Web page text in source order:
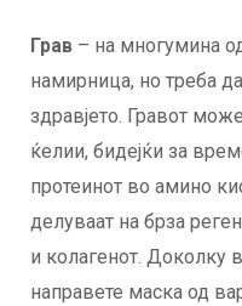
Грав – на многумина
намирница, но треба
здравјето. Гравот
ќелии, бидејќи за
протеинот во амино
делуваат на брза
и колагенот. Доколку
направете маска од